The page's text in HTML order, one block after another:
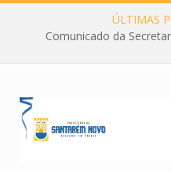
ÚLTIMAS
Comunicado da